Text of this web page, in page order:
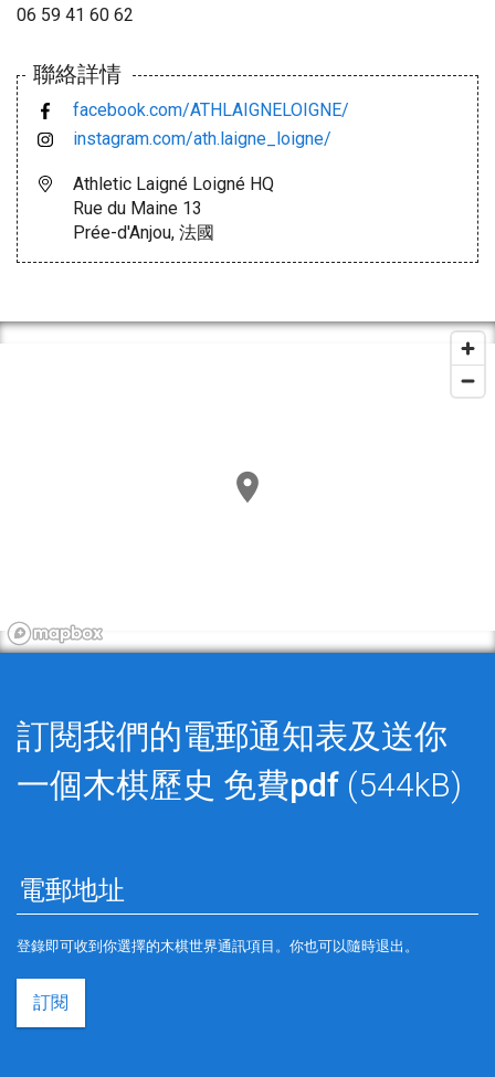
06 59 41 60 62
聯絡詳情
facebook.com/ATHLAIGNELOIGNE/
instagram.com/ath.laigne_loigne/
Athletic Laigné Loigné HQ
Rue du Maine 13
Prée-d'Anjou, 法國
訂閱我們的電郵通知表及送你
一個木棋歷史 免費pdf (544kB)
登錄即可收到你選擇的木棋世界通訊項目。你也可以隨時退出。
訂閱